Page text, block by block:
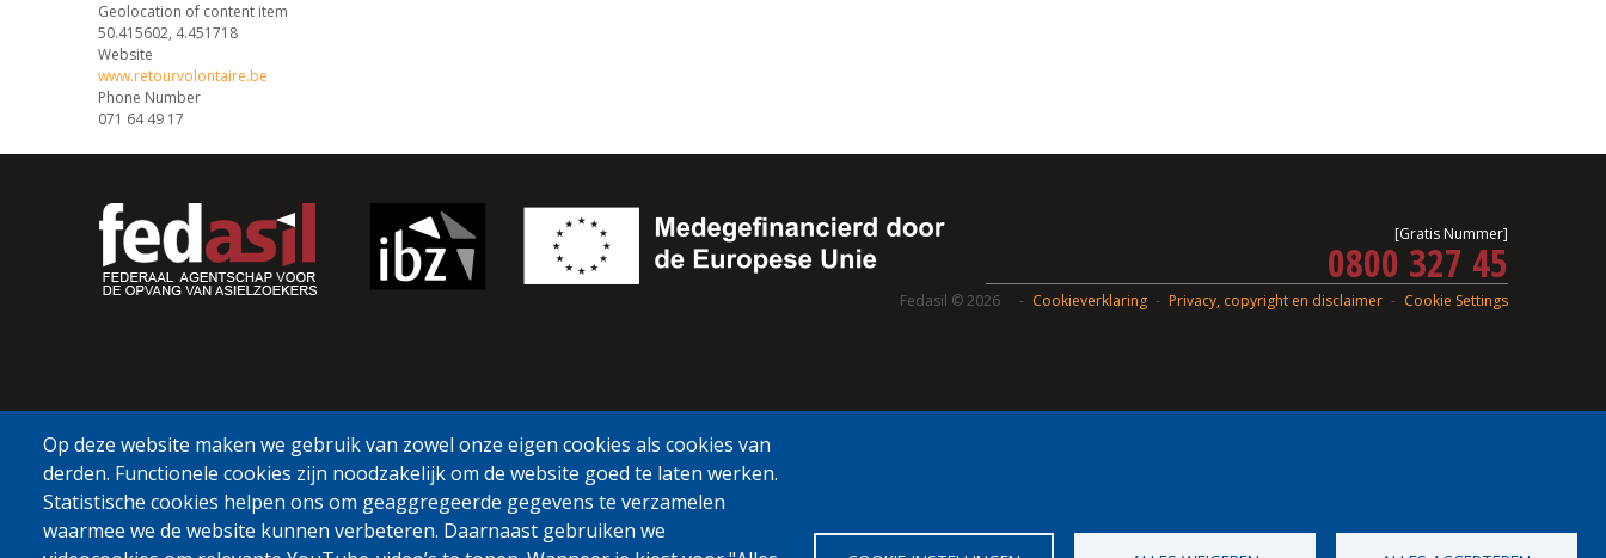
Geolocation of content item
50.415602, 4.451718
Website
www.retourvolontaire.be
Phone Number
071 64 49 17
[Gratis Nummer]
0800 327 45
Cookieverklaring Privacy, copyright en disclaimer Cookie Settings
Op deze website maken we gebruik van zowel onze eigen cookies als cookies van
derden. Functionele cookies zijn noodzakelijk om de website goed te laten werken.
Statistische cookies helpen ons om geaggregeerde gegevens te verzamelen
waarmee we de website kunnen verbeteren. Daarnaast gebruiken we
Fedasil © 2026